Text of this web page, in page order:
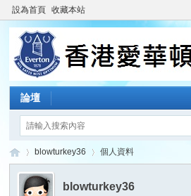
設為首頁 收藏本站
論壇
blowturkey36 個人資料
blowturkey36